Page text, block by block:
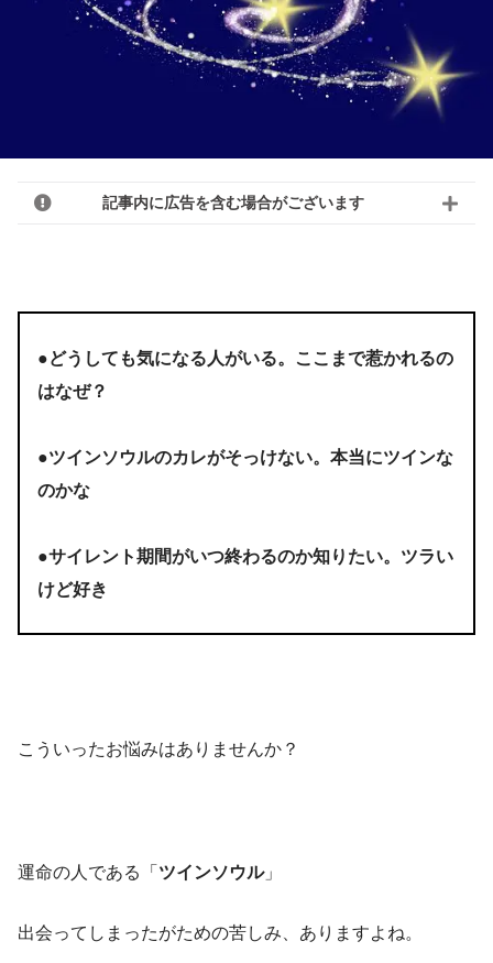
記事内に広告を含む場合がございます
●どうしても気になる人がいる。ここまで惹かれるの
はなぜ？
●ツインソウルのカレがそっけない。本当にツインな
のかな
●サイレント期間がいつ終わるのか知りたい。ツラい
けど好き
こういったお悩みはありませんか？
運命の人である「ツインソウル」
出会ってしまったがための苦しみ、ありますよね。